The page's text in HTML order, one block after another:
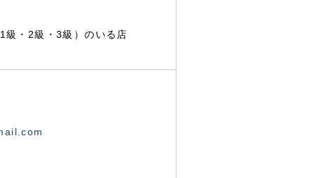
・2級・3級）のいる店